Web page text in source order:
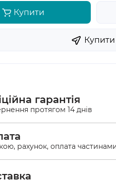
Купити
Купити
гарантія
протягом 14 днів
рахунок, оплата
можливість